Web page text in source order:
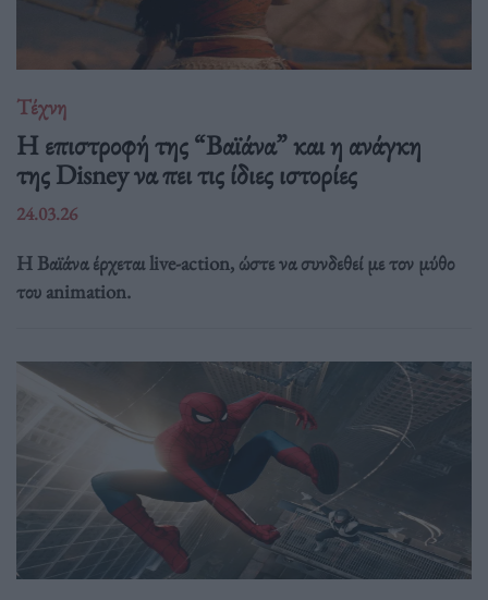
Τέχνη
Η επιστροφή της “Βαϊάνα” και η ανάγκη
της Disney να πει τις ίδιες ιστορίες
24.03.26
Η Βαϊάνα έρχεται live-action, ώστε να συνδεθεί με τον μύθο
του animation.